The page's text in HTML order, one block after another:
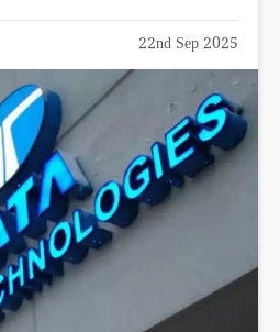
22nd Sep 2025